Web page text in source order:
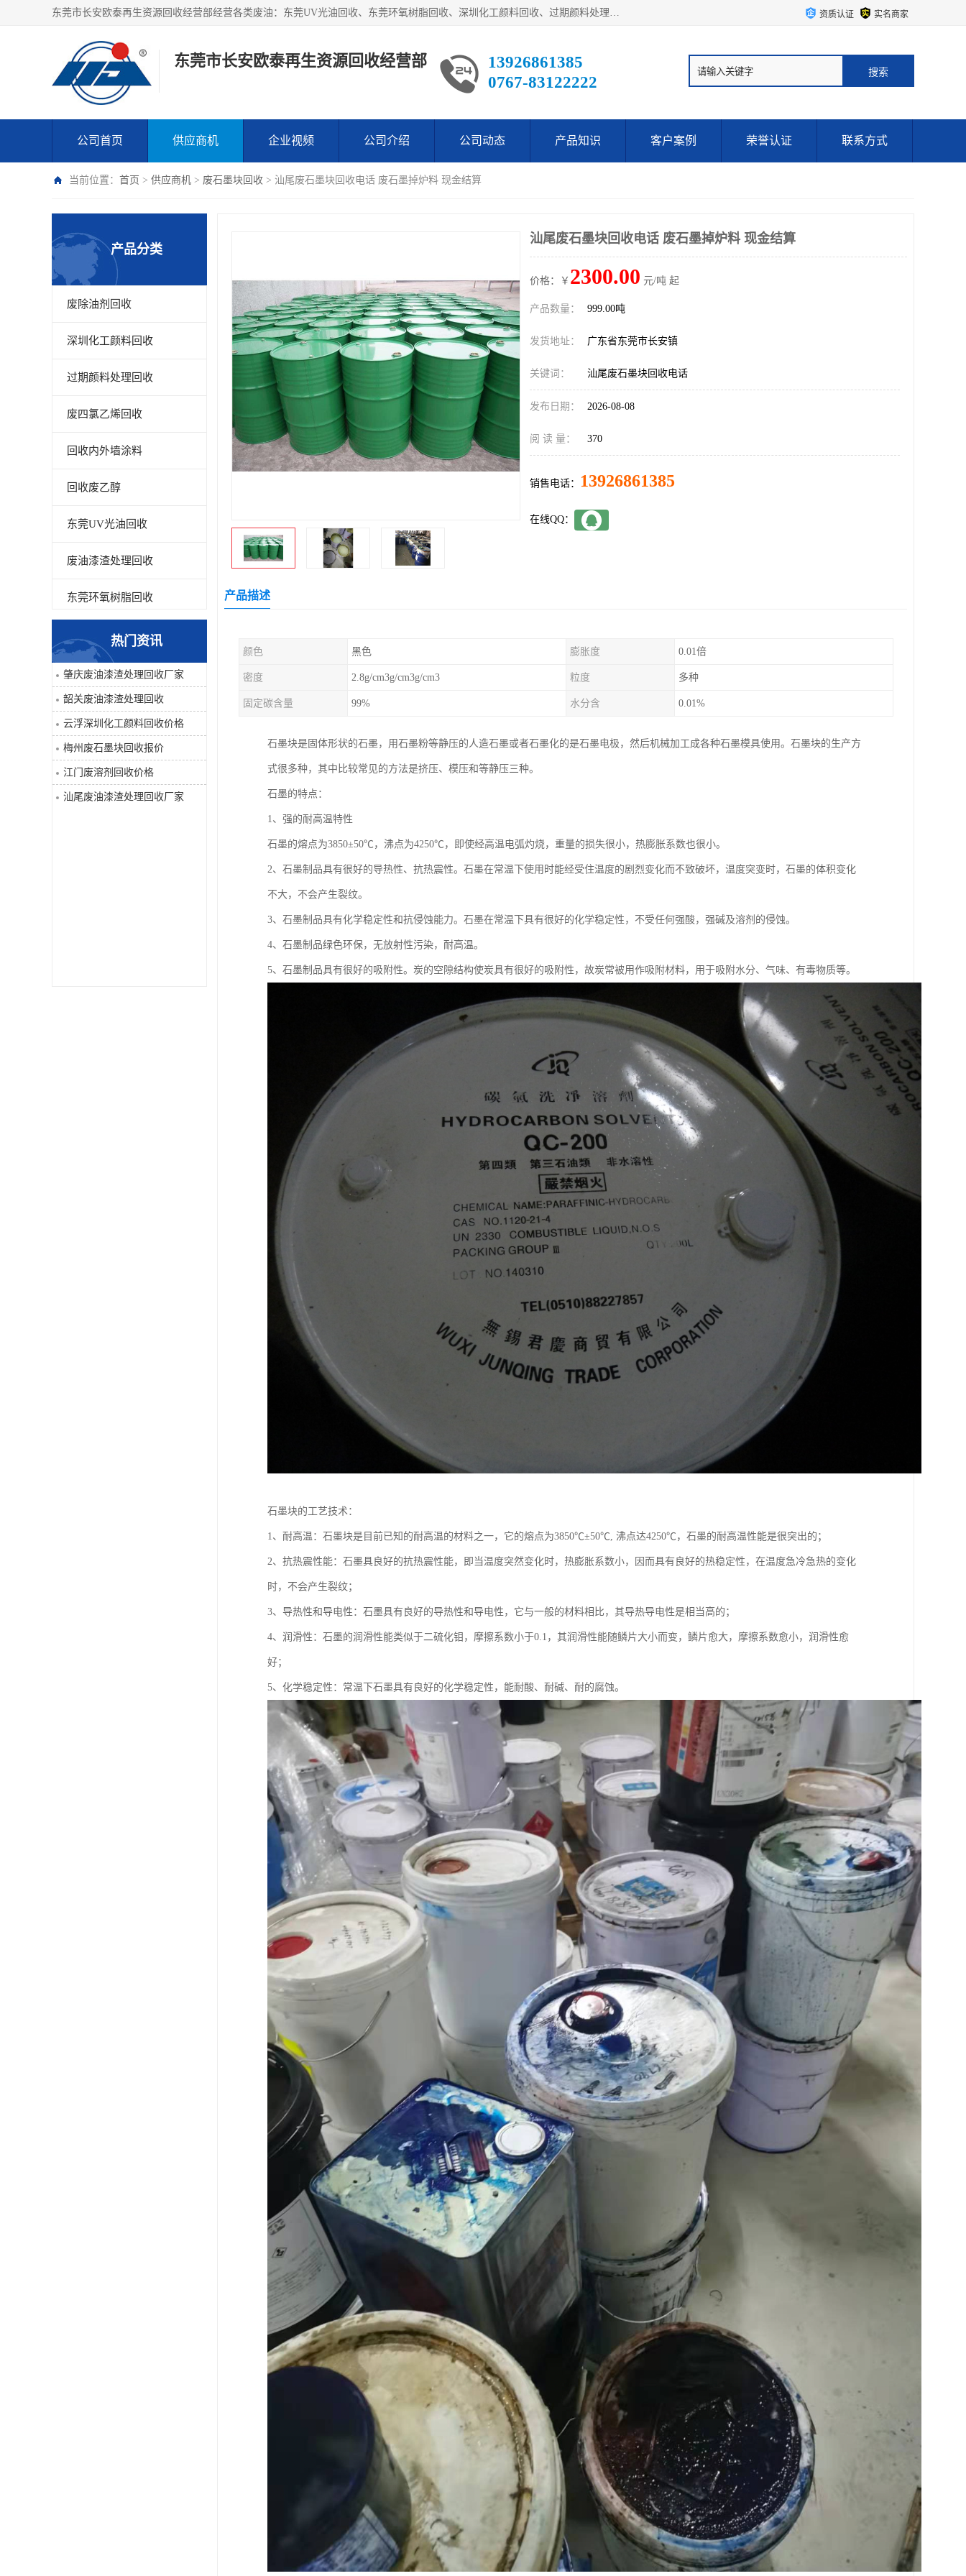
东莞市长安欧泰再生资源回收经营部经营各类废油：东莞UV光油回收、东莞环氧树脂回收、深圳化工颜料回收、过期颜料处理回收、废油漆渣处理回收、深圳废金属漆回收等。是经工商局注册的环保公司。公司主要供应：低价销售：翻蒸*等化工厡料等等。本公司为广东地区一家专业从事危险废物处理、化工危险品处理，化工废料回收，再生，生产与销售为一体的综合性企业， 资质认证 实名商家
东莞市长安欧泰再生资源回收经营部
13926861385
0767-83122222
公司首页 供应商机 企业视频 公司介绍 公司动态 产品知识 客户案例 荣誉认证 联系方式
当前位置： 首页 > 供应商机 > 废石墨块回收 > 汕尾废石墨块回收电话 废石墨掉炉料 现金结算
产品分类
废除油剂回收
深圳化工颜料回收
过期颜料处理回收
废四氯乙烯回收
回收内外墙涂料
回收废乙醇
东莞UV光油回收
废油漆渣处理回收
东莞环氧树脂回收
回收废清洗剂
废液压油回收
回收工程内外墙油漆
废油漆渣处理回收
废溶剂回收
热门资讯
肇庆废油漆渣处理回收厂家
韶关废油漆渣处理回收
云浮深圳化工颜料回收价格
梅州废石墨块回收报价
江门废溶剂回收价格
汕尾废油漆渣处理回收厂家
汕尾废石墨块回收电话 废石墨掉炉料 现金结算
价格：￥ 2300.00 元/吨 起
产品数量： 999.00吨
发货地址： 广东省东莞市长安镇
关键词： 汕尾废石墨块回收电话
发布日期： 2026-08-08
阅 读 量： 370
销售电话： 13926861385
在线QQ：
产品描述
颜色 黑色 膨胀度 0.01倍
密度 2.8g/cm3g/cm3g/cm3 粒度 多种
固定碳含量 99% 水分含 0.01%
石墨块是固体形状的石墨，用石墨粉等静压的人造石墨或者石墨化的是石墨电极，然后机械加工成各种石墨模具使用。石墨块的生产方
式很多种，其中比较常见的方法是挤压、模压和等静压三种。
石墨的特点：
1、强的耐高温特性
石墨的熔点为3850±50℃，沸点为4250℃，即使经高温电弧灼烧，重量的损失很小，热膨胀系数也很小。
2、石墨制品具有很好的导热性、抗热震性。石墨在常温下使用时能经受住温度的剧烈变化而不致破坏，温度突变时，石墨的体积变化
不大，不会产生裂纹。
3、石墨制品具有化学稳定性和抗侵蚀能力。石墨在常温下具有很好的化学稳定性，不受任何强酸，强碱及溶剂的侵蚀。
4、石墨制品绿色环保，无放射性污染，耐高温。
5、石墨制品具有很好的吸附性。炭的空隙结构使炭具有很好的吸附性，故炭常被用作吸附材料，用于吸附水分、气味、有毒物质等。
石墨块的工艺技术：
1、耐高温：石墨块是目前已知的耐高温的材料之一，它的熔点为3850℃±50℃, 沸点达4250℃，石墨的耐高温性能是很突出的；
2、抗热震性能：石墨具良好的抗热震性能，即当温度突然变化时，热膨胀系数小，因而具有良好的热稳定性，在温度急冷急热的变化
时，不会产生裂纹；
3、导热性和导电性：石墨具有良好的导热性和导电性，它与一般的材料相比，其导热导电性是相当高的；
4、润滑性：石墨的润滑性能类似于二硫化钼，摩擦系数小于0.1，其润滑性能随鳞片大小而变，鳞片愈大，摩擦系数愈小，润滑性愈
好；
5、化学稳定性：常温下石墨具有良好的化学稳定性，能耐酸、耐碱、耐的腐蚀。